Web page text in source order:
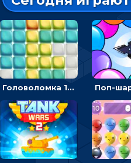
Головоломка 10х10